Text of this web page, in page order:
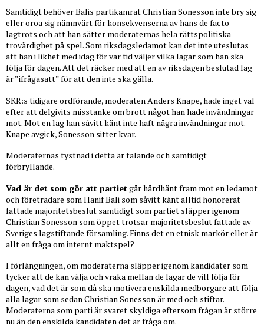
Samtidigt behöver Balis partikamrat Christian Sonesson inte bry sig
eller oroa sig nämnvärt för konsekvenserna av hans de facto
lagtrots och att han sätter moderaternas hela rättspolitiska
trovärdighet på spel. Som riksdagsledamot kan det inte uteslutas
att han i likhet med idag för var tid väljer vilka lagar som han ska
följa för dagen. Att det räcker med att en av riksdagen beslutad lag
är ”ifrågasatt” för att den inte ska gälla.
SKR:s tidigare ordförande, moderaten Anders Knape, hade inget val
efter att delgivits misstanke om brott något han hade invändningar
mot. Mot en lag han såvitt känt inte haft några invändningar mot.
Knape avgick, Sonesson sitter kvar.
Moderaternas tystnad i detta är talande och samtidigt
förbryllande.
Vad är det som gör att partiet går hårdhänt fram mot en ledamot
och företrädare som Hanif Bali som såvitt känt alltid honorerat
fattade majoritetsbeslut samtidigt som partiet släpper igenom
Christian Sonesson som öppet trotsar majoritetsbeslut fattade av
Sveriges lagstiftande församling. Finns det en etnisk markör eller är
allt en fråga om internt maktspel?
I förlängningen, om moderaterna släpper igenom kandidater som
tycker att de kan välja och vraka mellan de lagar de vill följa för
dagen, vad det är som då ska motivera enskilda medborgare att följa
alla lagar som sedan Christian Sonesson är med och stiftar.
Moderaterna som parti är svaret skyldiga eftersom frågan är större
nu än den enskilda kandidaten det är fråga om.